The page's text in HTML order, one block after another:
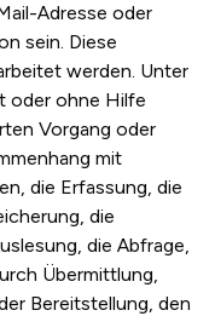
Adresse oder
sein. Diese
werden. Unter
oder ohne Hilfe
Vorgang oder
mit
die Erfassung, die
die
die Abfrage,
Übermittlung,
Bereitstellung, den